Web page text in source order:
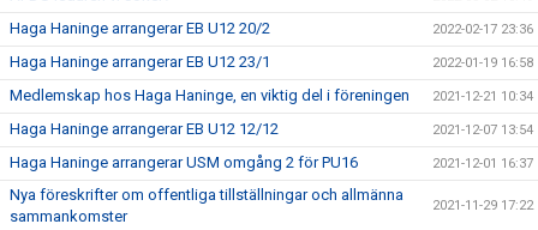
Haga Haninge arrangerar EB U12 20/2 2022-02-17 23:36
Haga Haninge arrangerar EB U12 23/1 2022-01-19 16:58
Medlemskap hos Haga Haninge, en viktig del i föreningen 2021-12-21 10:34
Haga Haninge arrangerar EB U12 12/12 2021-12-07 13:54
Haga Haninge arrangerar USM omgång 2 för PU16 2021-12-01 16:37
Nya föreskrifter om offentliga tillställningar och allmänna
sammankomster
2021-11-29 17:22